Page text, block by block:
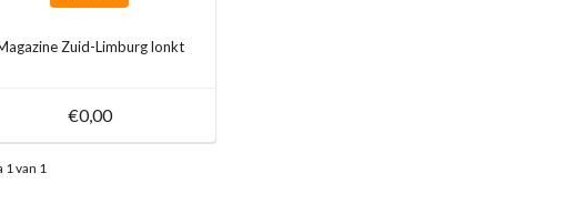
Zuid-Limburg lonkt
€0,00
1 van 1